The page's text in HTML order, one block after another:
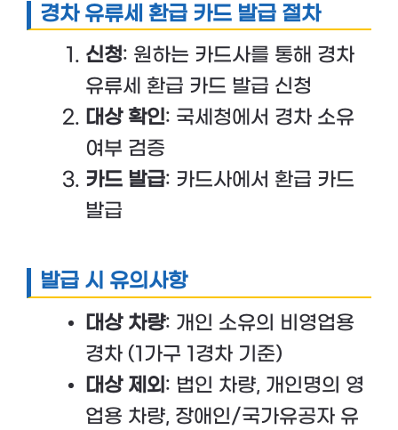
경차 유류세 환급 카드 발급 절차
신청: 원하는 카드사를 통해 경차
유류세 환급 카드 발급 신청
대상 확인: 국세청에서 경차 소유
여부 검증
카드 발급: 카드사에서 환급 카드
발급
발급 시 유의사항
대상 차량: 개인 소유의 비영업용
경차 (1가구 1경차 기준)
대상 제외 : 법인 차량, 개인명의 영
업용 차량, 장애인/국가유공자 유